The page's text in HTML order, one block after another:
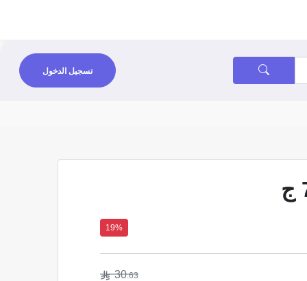
تسجيل الدخول
19%
30.63